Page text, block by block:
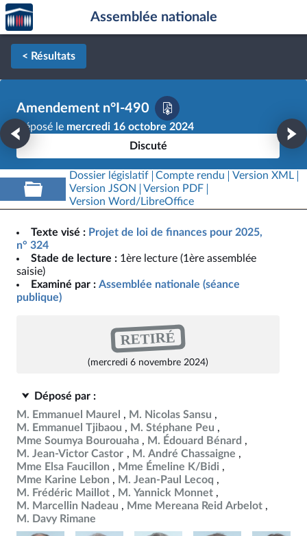
Aller au contenu
Aller en bas de la page
Accèder
à la
page
d'accueil
Assemblée nationale
< Résultats
Amendement n°I-490
Déposé le mercredi 16 octobre 2024
Discuté
Dossier législatif Compte rendu
Version XML
Version JSON
Version PDF
Version Word/LibreOffice
Texte visé : Projet de loi de finances pour 2025,
n° 324
Stade de lecture : 1ère lecture (1ère assemblée
saisie)
Examiné par : Assemblée nationale (séance
publique)
RETIRÉ
(mercredi 6 novembre 2024)
Déposé par :
M. Emmanuel Maurel
M. Nicolas Sansu
M. Emmanuel Tjibaou
M. Stéphane Peu
Mme Soumya Bourouaha
M. Édouard Bénard
M. Jean-Victor Castor
M. André Chassaigne
Mme Elsa Faucillon
Mme Émeline K/Bidi
Mme Karine Lebon
M. Jean-Paul Lecoq
M. Frédéric Maillot
M. Yannick Monnet
M. Marcellin Nadeau
Mme Mereana Reid Arbelot
M. Davy Rimane